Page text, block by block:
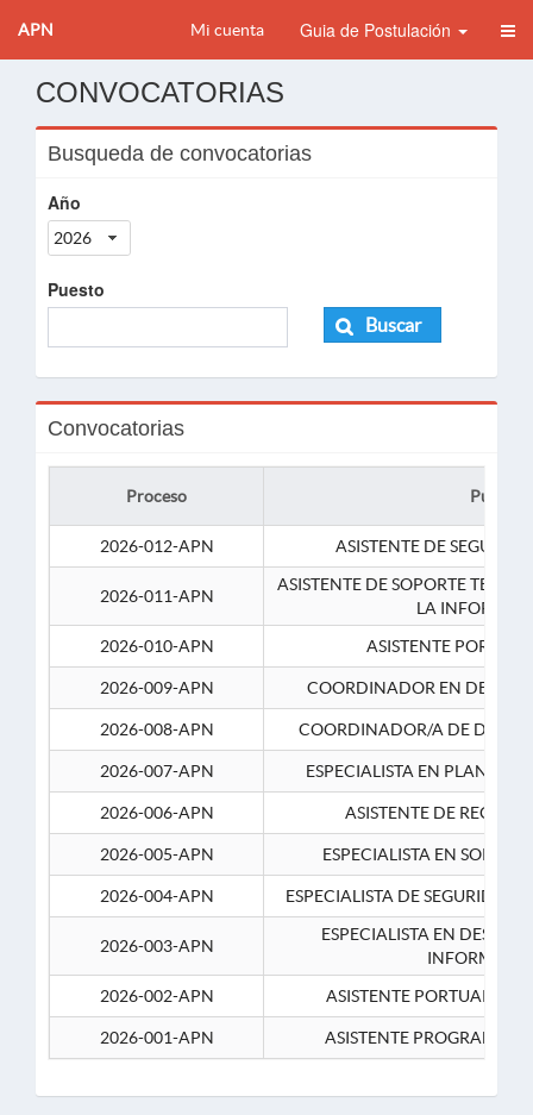
APN Mi cuenta Guia de Postulación
CONVOCATORIAS
Busqueda de convocatorias
Año
2026
Puesto
Buscar
Convocatorias
Proceso Puesto
2026-012-APN ASISTENTE DE
2026-011-APN
ASISTENTE DE SOPORTE
LA
2026-010-APN
ASISTENTE
2026-009-APN COORDINADOR EN
2026-008-APN COORDINADOR/A DE
2026-007-APN ESPECIALISTA EN
2026-006-APN ASISTENTE DE
2026-005-APN ESPECIALISTA EN
2026-004-APN ESPECIALISTA DE SEGURIDAD
2026-003-APN
ESPECIALISTA EN
2026-002-APN
ASISTENTE PORTUARIO 2-
2026-001-APN ASISTENTE